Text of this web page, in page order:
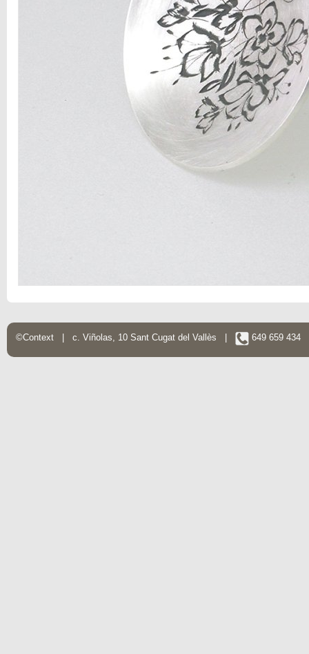
©Context | c. Viñolas, 10 Sant Cugat del Vallès | 649 659